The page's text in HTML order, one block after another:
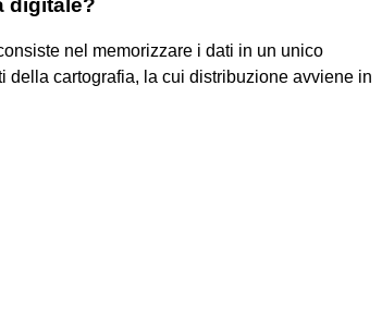
nel memorizzare i dati in un unico
della cartografia, la cui distribuzione avviene in